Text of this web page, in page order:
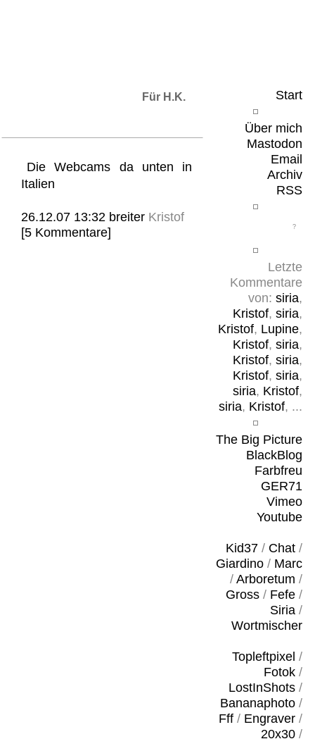
Start
Über mich
Mastodon
Email
Archiv
RSS
Letzte
Kommentare
von: siria,
Kristof, siria,
Kristof, Lupine,
Kristof, siria,
Kristof, siria,
Kristof, siria,
siria, Kristof,
siria, Kristof, ...
The Big Picture
BlackBlog
Farbfreu
GER71
Vimeo
Youtube
Kid37/ Chat/
Giardino/ Marc
/ Arboretum /
Gross/ Fefe/
Siria/
Wortmischer
Topleftpixel /
Fotok/
LostInShots/
Bananaphoto/
Fff/ Engraver/
20x30/
Für H.K.
Die Webcams da unten in
Italien
26.12.07 13:32 breiter Kristof
[5 Kommentare]